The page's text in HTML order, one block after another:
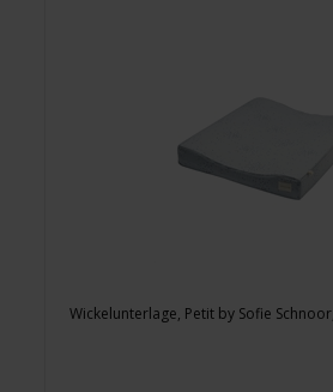
Wickelunterlage, Petit by Sofie